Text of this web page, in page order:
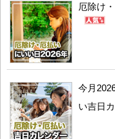
厄除け
今月
い吉日